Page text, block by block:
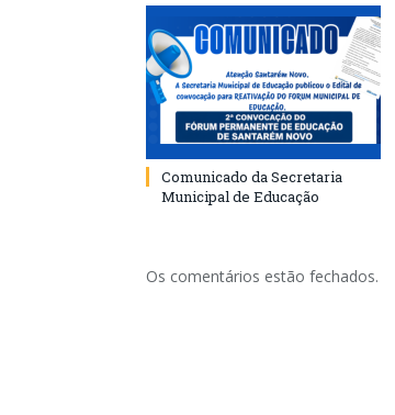
Comunicado da Secretaria
Municipal de Educação
Os comentários estão fechados.